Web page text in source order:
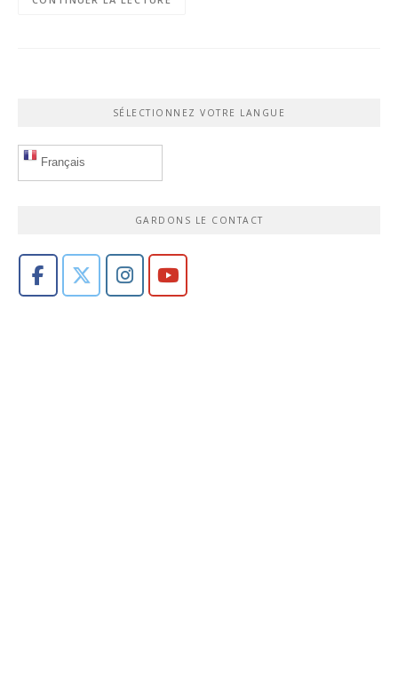
SÉLECTIONNEZ VOTRE LANGUE
Français
GARDONS LE CONTACT